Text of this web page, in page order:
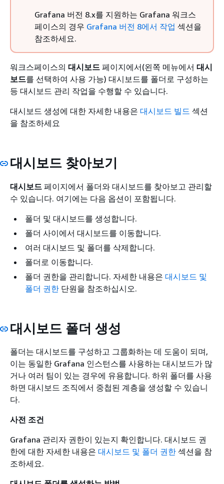
Grafana 버전 8.x를 지원하는 Grafana 워크스
페이스의 경우 Grafana 버전 8에서 작업 섹션을
참조하세요.
워크스페이스의 대시보드 페이지에서(왼쪽 메뉴에서 대시
보드를 선택하여 사용 가능) 대시보드를 폴더로 구성하는
등 대시보드 관리 작업을 수행할 수 있습니다.
대시보드 생성에 대한 자세한 내용은 대시보드 빌드 섹션
을 참조하세요
대시보드 찾아보기
대시보드 페이지에서 폴더와 대시보드를 찾아보고 관리할
수 있습니다. 여기에는 다음 옵션이 포함됩니다.
폴더 및 대시보드를 생성합니다.
폴더 사이에서 대시보드를 이동합니다.
여러 대시보드 및 폴더를 삭제합니다.
폴더로 이동합니다.
폴더 권한을 관리합니다. 자세한 내용은 대시보드 및
폴더 권한 단원을 참조하십시오.
대시보드 폴더 생성
폴더는 대시보드를 구성하고 그룹화하는 데 도움이 되며,
이는 동일한 Grafana 인스턴스를 사용하는 대시보드가 많
거나 여러 팀이 있는 경우에 유용합니다. 하위 폴더를 사용
하면 대시보드 조직에서 중첩된 계층을 생성할 수 있습니
다.
사전 조건
Grafana 관리자 권한이 있는지 확인합니다. 대시보드 권
한에 대한 자세한 내용은 대시보드 및 폴더 권한 섹션을 참
조하세요.